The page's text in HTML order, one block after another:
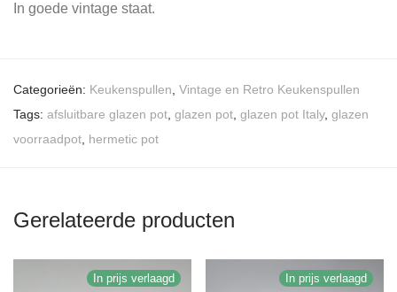
In goede vintage staat.
Categorieën: Keukenspullen Vintage en Retro Keukenspullen
Tags: afsluitbare glazen pot glazen pot glazen pot Italy, glazen
voorraadpot hermetic pot
Gerelateerde producten
In prijs verlaagd In prijs verlaagd